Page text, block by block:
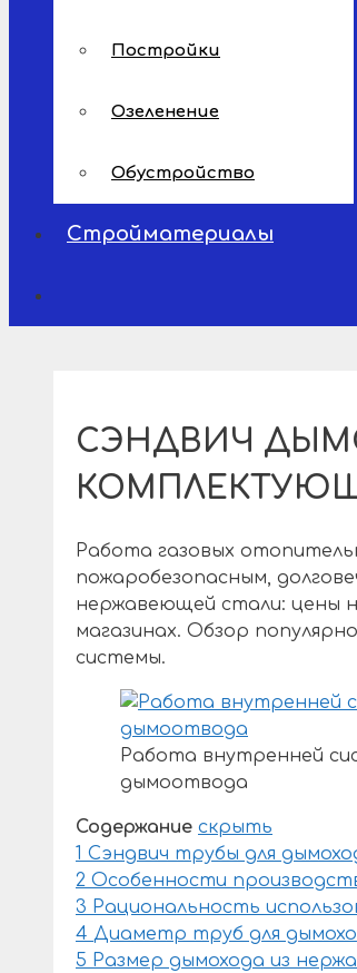
Постройки
Озеленение
Обустройство
Стройматериалы
СЭНДВИЧ
Работа газовых
пожаробезопасным,
нержавеющей стали: цены
магазинах. Обзор
системы.
Работа внутренней
дымоотвода
Содержание скрыть
1 Сэндвич трубы для
2 Особенности
3 Рациональность
4 Диаметр труб для
5 Размер дымохода из